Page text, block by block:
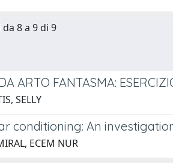
8 a 9 di 9
ARTO FANTASMA:
SELLY
conditioning: An
ECEM NUR